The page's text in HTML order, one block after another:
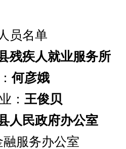
员名单
残疾人就业服务所
何彦娥
： 王俊贝
人民政府办公室
融服务办公室